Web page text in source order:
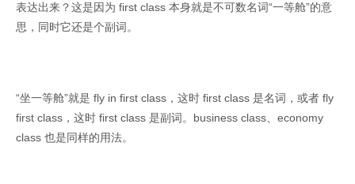
表达出来？这是因为 first class 本身就是不可数名词“一等舱”的意
思，同时它还是个副词。
“坐一等舱”就是 fly in first class，这时 first class 是名词，或者 fly
first class，这时 first class 是副词。business class、economy
class 也是同样的用法。